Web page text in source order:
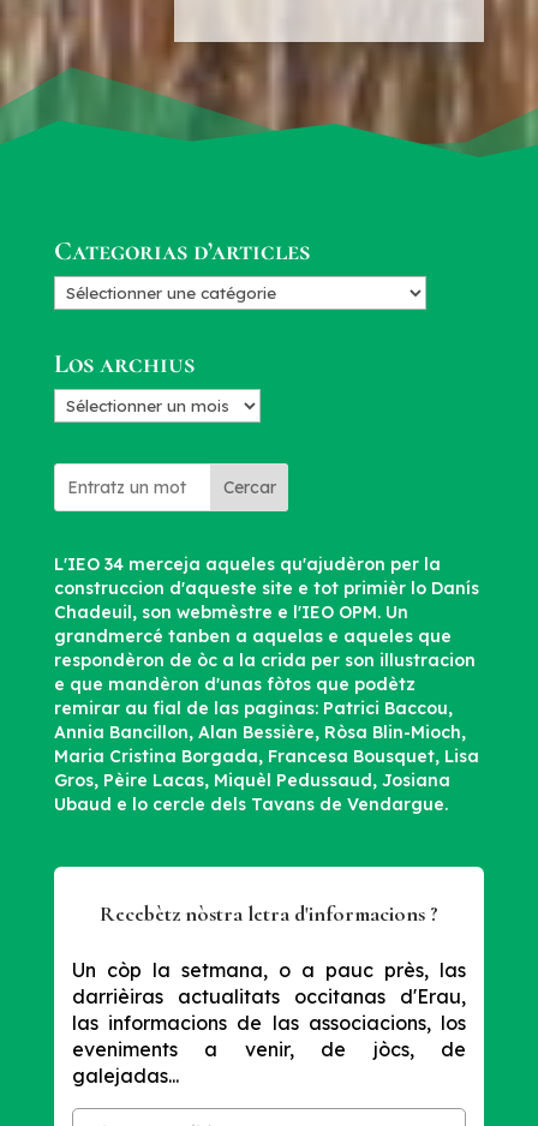
Categorias d’articles
Categorias
Los archius
Los
Cercar
L'IEO 34 merceja aqueles qu'ajudèron per la
construccion d'aqueste site e tot primièr lo Danís
Chadeuil, son webmèstre e l'IEO OPM. Un
grandmercé tanben a aquelas e aqueles que
respondèron de òc a la crida per son illustracion
e que mandèron d'unas fòtos que podètz
remirar au fial de las paginas: Patrici Baccou,
Annia Bancillon, Alan Bessière, Ròsa Blin-Mioch,
Maria Cristina Borgada, Francesa Bousquet, Lisa
Gros, Pèire Lacas, Miquèl Pedussaud, Josiana
Ubaud e lo cercle dels Tavans de Vendargue.
Recebètz nòstra letra d'informacions ?
Un còp la setmana, o a pauc près, las
darrièiras actualitats occitanas d'Erau,
las informacions de las associacions, los
eveniments a venir, de jòcs, de
galejadas...